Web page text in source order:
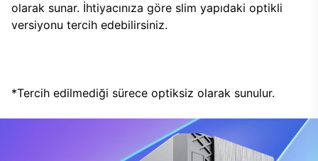
olarak sunar. İhtiyacınıza göre slim yapıdaki optikli
versiyonu tercih edebilirsiniz.
*Tercih edilmediği sürece optiksiz olarak sunulur.